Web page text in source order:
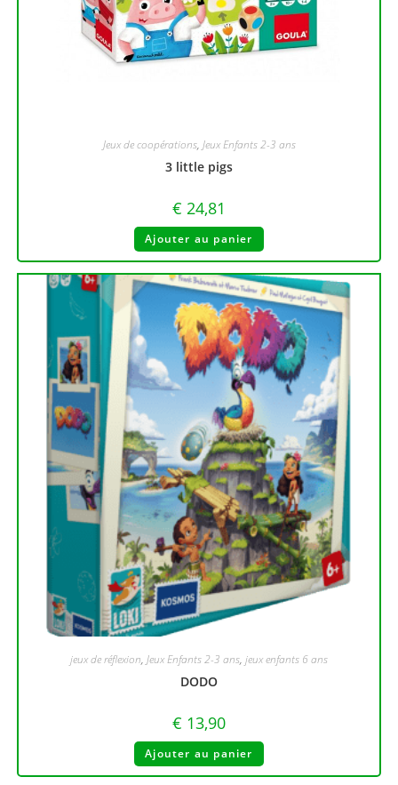
Jeux de coopérations, Jeux Enfants 2-3 ans
3 little pigs
€ 24,81
Ajouter au panier
jeux de réflexion, Jeux Enfants 2-3 ans, jeux enfants 6 ans
DODO
€ 13,90
Ajouter au panier